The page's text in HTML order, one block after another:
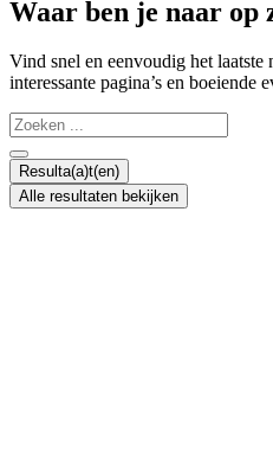
Waar ben je naar op
Vind snel en eenvoudig het
interessante pagina’s en boeiende
Search
...
Resulta(a)t(en)
Alle resultaten bekijken